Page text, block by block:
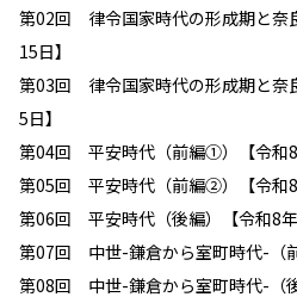
第02回 律令国家時代の形成期と奈
15日】
第03回 律令国家時代の形成期と奈
5日】
第04回 平安時代（前編①）【令和8
第05回 平安時代（前編②）【令和8
第06回 平安時代（後編）【令和8年
第07回 中世-鎌倉から室町時代-（
第08回 中世-鎌倉から室町時代-（